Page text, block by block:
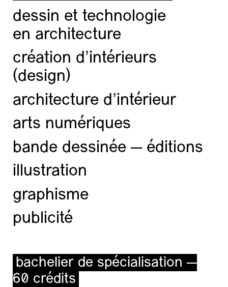
dessin et technologie
en architecture
création d'intérieurs
(design)
architecture d’intérieur
arts numériques
bande dessinée — éditions
illustration
graphisme
publicité
bachelier de spécialisation —
60 crédits